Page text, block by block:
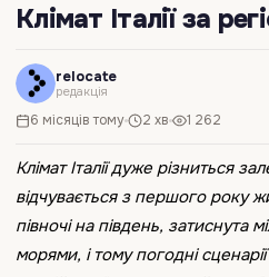
Клімат Італії за
relocate
редакція
6 місяців тому 2 хв 1 262
Клімат Італії дуже різниться
відчувається з першого року
півночі на південь, затиснута
морями, і тому погодні